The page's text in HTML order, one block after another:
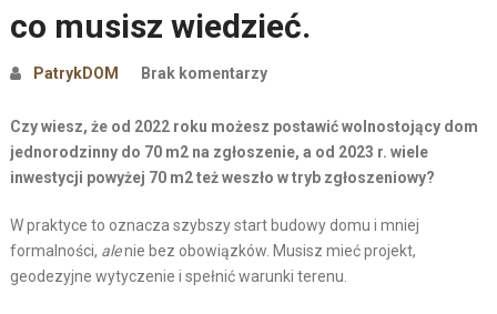
co musisz wiedzieć.
PatrykDOM Brak komentarzy
Czy wiesz, że od 2022 roku możesz postawić wolnostojący dom
jednorodzinny do 70 m2 na zgłoszenie, a od 2023 r. wiele
inwestycji powyżej 70 m2 też weszło w tryb zgłoszeniowy?
W praktyce to oznacza szybszy start budowy domu i mniej
formalności, alenie bez obowiązków. Musisz mieć projekt,
geodezyjne wytyczenie i spełnić warunki terenu.